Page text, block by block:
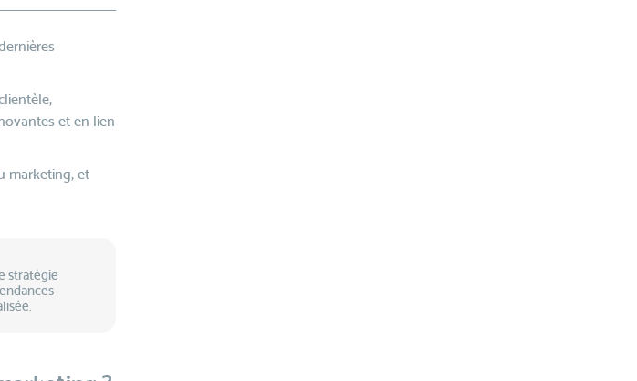
et en lien
marketing, et
stratégie